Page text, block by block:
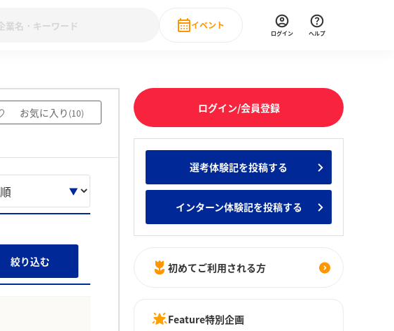
みんなの新卒就職人気企業ランキング みんなのインターン人気企業ランキ
28卒 IT・DX現場社員インタビュー
イベント
直近のイベント一覧
ログイン ヘルプ
お気に入り (10)
絞り込む
ログイン/会員登録
選考体験記を投稿する
インターン体験記を投稿する
初めてご利用される方
Feature特別企画